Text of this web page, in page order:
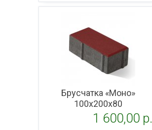
Подробнее
Брусчатка «Моно»
100x200х80
1 600,00 p.